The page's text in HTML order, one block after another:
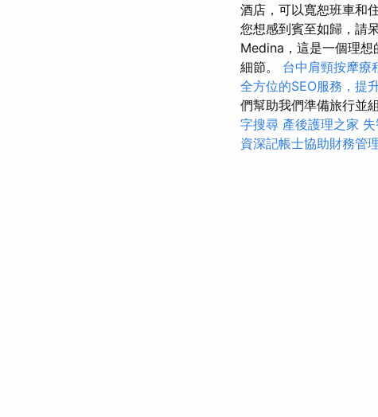
酒店，可以寬恕班車和
您想感到賓至如歸，請
Medina，這是一個理想
細節。 台中肩頸按摩療
全方位的SEO服務，提
們幫助我們準備旅行並
字搜尋 產後護理之家
資深記帳士協助財務管